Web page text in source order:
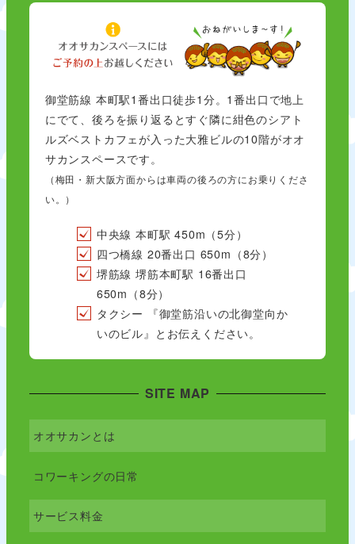
御堂筋線 本町駅1番出口徒歩1分。1番出口で地上
にでて、後ろを振り返るとすぐ隣に紺色のシアト
ルズベストカフェが入った大雅ビルの10階がオオ
サカンスペースです。
（梅田・新大阪方面からは車両の後ろの方にお乗りくださ
い。）
中央線 本町駅 450m（5分）
四つ橋線 20番出口 650m（8分）
堺筋線 堺筋本町駅 16番出口
650m（8分）
タクシー 『御堂筋沿いの北御堂向か
いのビル』とお伝えください。
SITE MAP
オオサカンとは
コワーキングの日常
サービス料金